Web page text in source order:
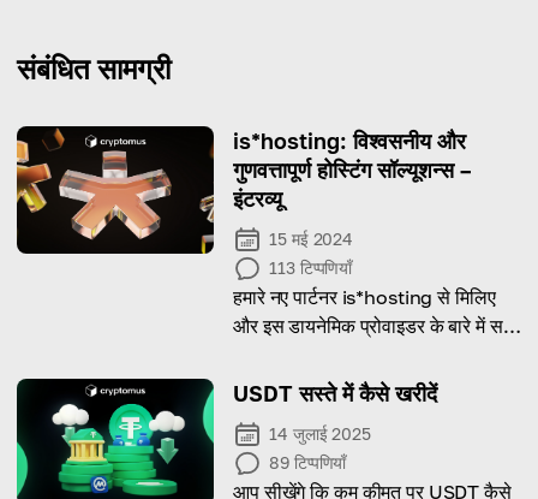
संबंधित सामग्री
is*hosting: विश्वसनीय और
गुणवत्तापूर्ण होस्टिंग सॉल्यूशन्स –
इंटरव्यू
15 मई 2024
113 टिप्पणियाँ
हमारे नए पार्टनर is*hosting से मिलिए
और इस डायनेमिक प्रोवाइडर के बारे में सब
USDT सस्ते में कैसे खरीदें
14 जुलाई 2025
89 टिप्पणियाँ
आप सीखेंगे कि कम कीमत पर USDT कैसे